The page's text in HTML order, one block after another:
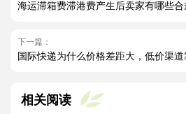
下一篇：
国际快递为什么价格差距大，低价渠道
相关阅读